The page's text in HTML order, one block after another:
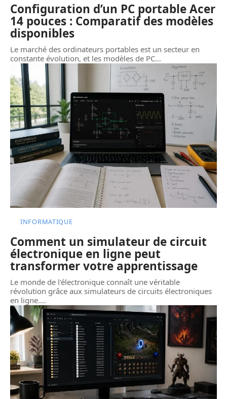
Configuration d’un PC portable Acer
14 pouces : Comparatif des modèles
disponibles
Le marché des ordinateurs portables est un secteur en
constante évolution, et les modèles de PC…
INFORMATIQUE
Comment un simulateur de circuit
électronique en ligne peut
transformer votre apprentissage
Le monde de l'électronique connaît une véritable
révolution grâce aux simulateurs de circuits électroniques
en ligne.…